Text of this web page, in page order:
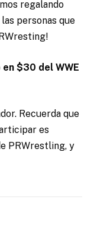
regalando
personas que
$30 del WWE
Recuerda que
es
PRWrestling, y